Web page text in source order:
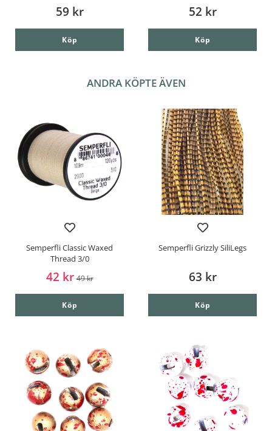
59 kr
Köp
52 kr
Köp
ANDRA KÖPTE ÄVEN
Semperfli Classic Waxed
Thread 3/0
42 kr 49 kr
Köp
Semperfli Grizzly SiliLegs
63 kr
Köp